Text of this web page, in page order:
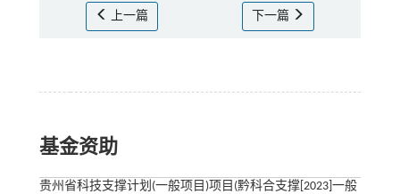
上一篇 下一篇
基金资助
贵州省科技支撑计划(一般项目)项目(黔科合支撑[2023]一般